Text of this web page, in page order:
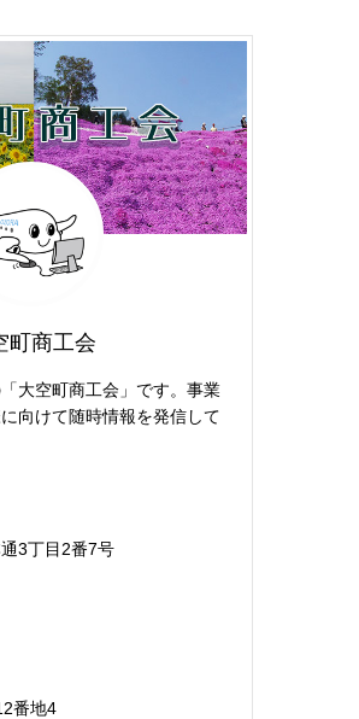
町商工会
大空町商工会」です。事業
向けて随時情報を発信して
3丁目2番7号
番地4